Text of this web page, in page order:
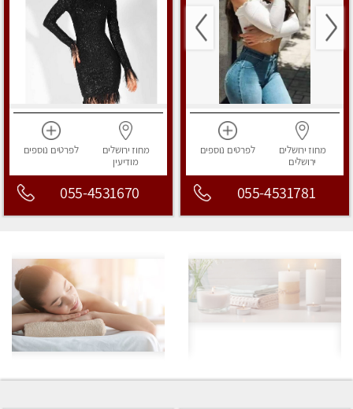
מחוז ירושלים
ירושלים
לפרטים נוספים
055-4531781
מחוז ירושלים
מודיעין
לפרטים נוספים
055-4531670